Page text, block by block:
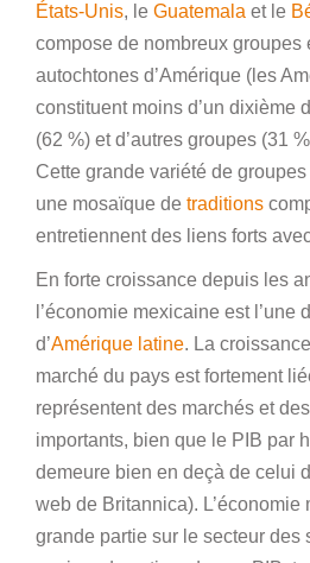
États-Unis, le Guatemala et le
compose de nombreux groupes
autochtones d’Amérique (les
constituent moins d’un dixième
(62 %) et d’autres groupes (31
Cette grande variété de
une mosaïque de traditions
entretiennent des liens forts
En forte croissance depuis les
l’économie mexicaine est
d’Amérique latine. La
marché du pays est fortement
représentent des marchés et
importants, bien que le PIB par
demeure bien en deçà de celui
web de Britannica). L’économie
grande partie sur le secteur des